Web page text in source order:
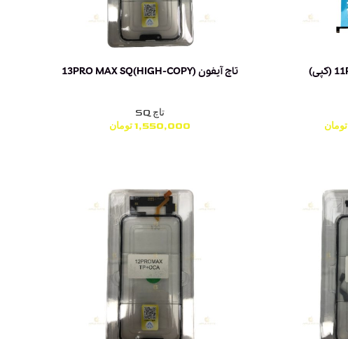
تومان
تاچ آیفون 13PRO MAX SQ(HIGH-COPY)
تاچ SQ
1,550,000تومان